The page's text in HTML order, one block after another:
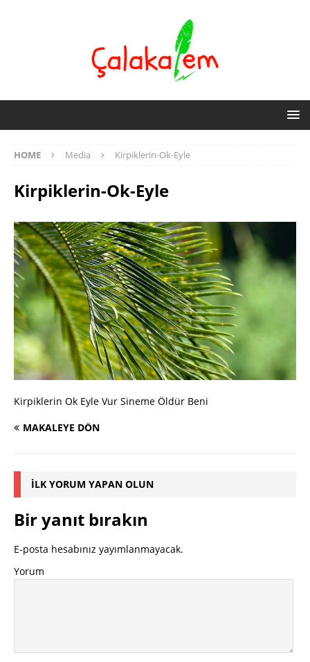
HOME Media Kirpiklerin-Ok-Eyle
Kirpiklerin-Ok-Eyle
Kirpiklerin Ok Eyle Vur Sineme Öldür Beni
MAKALEYE DÖN
İLK YORUM YAPAN OLUN
Bir yanıt bırakın
E-posta hesabınız yayımlanmayacak.
Yorum